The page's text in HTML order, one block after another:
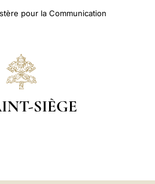
pour la Communication
SIÈGE